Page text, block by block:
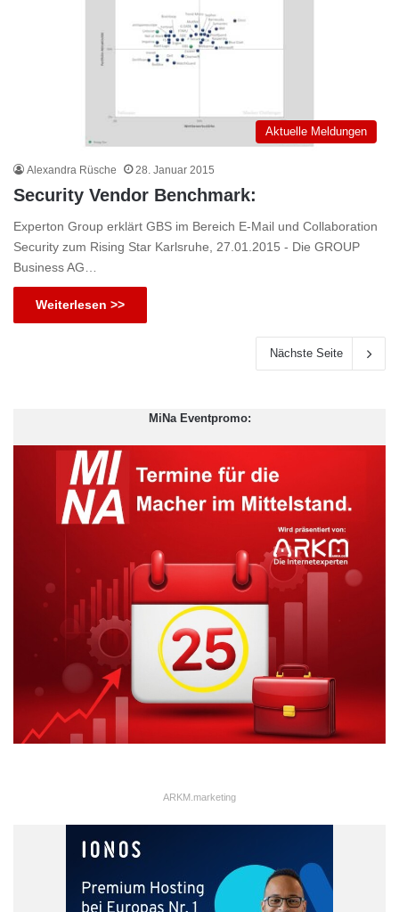
Aktuelle Meldungen
Alexandra Rüsche 28. Januar 2015
Security Vendor Benchmark:
Experton Group erklärt GBS im Bereich E-Mail und Collaboration
Security zum Rising Star Karlsruhe, 27.01.2015 - Die GROUP
Business AG…
Weiterlesen >>
Nächste Seite
MiNa Eventpromo:
ARKM.marketing